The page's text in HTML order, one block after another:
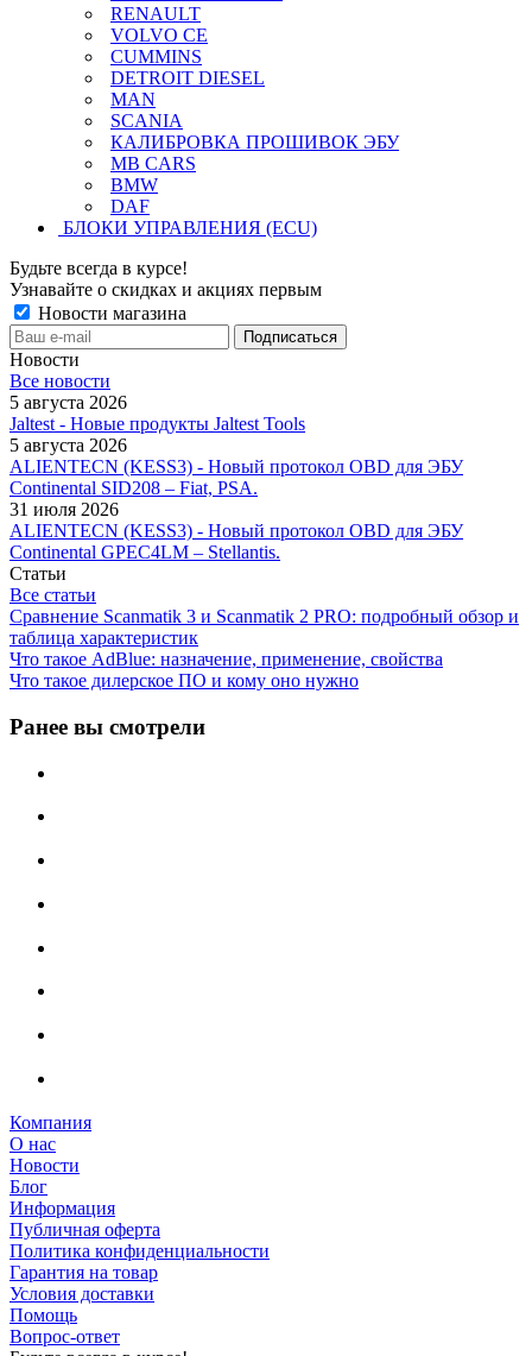
RENAULT
VOLVO CE
CUMMINS
DETROIT DIESEL
MAN
SCANIA
КАЛИБРОВКА ПРОШИВОК ЭБУ
MB CARS
BMW
DAF
БЛОКИ УПРАВЛЕНИЯ (ECU)
Будьте всегда в курсе!
Узнавайте о скидках и акциях первым
Новости магазина
Новости
Все новости
5 августа 2026
Jaltest - Новые продукты Jaltest Tools
5 августа 2026
ALIENTECN (KESS3) - Новый протокол OBD для ЭБУ
Continental SID208 – Fiat, PSA.
31 июля 2026
ALIENTECN (KESS3) - Новый протокол OBD для ЭБУ
Continental GPEC4LM – Stellantis.
Статьи
Все статьи
Сравнение Scanmatik 3 и Scanmatik 2 PRO: подробный обзор и
таблица характеристик
Что такое AdBlue: назначение, применение, свойства
Что такое дилерское ПО и кому оно нужно
Ранее вы смотрели
Компания
О нас
Новости
Блог
Информация
Публичная оферта
Политика конфиденциальности
Гарантия на товар
Условия доставки
Помощь
Вопрос-ответ